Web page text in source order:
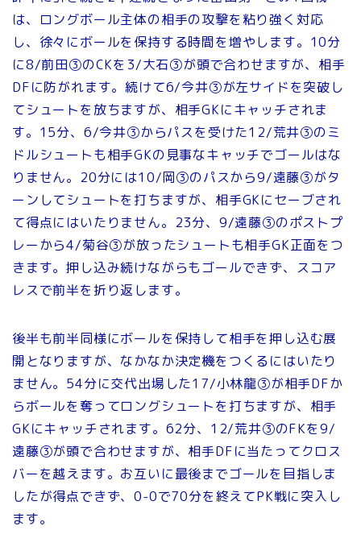
は、ロングボール主体の相手の攻撃を粘り強く対応
し、徐々にボールを保持する時間を増やします。10分
に8/前田③のCKを3/大石③が頭で合わせますが、相手
DFに防がれます。続けて6/今井③が左サイドを突破し
てシュートを放ちますが、相手GKにキャッチされま
す。15分、6/今井③からパスを受けた12/荒井③のミ
ドルシュートも相手GKの見事なキャッチでゴールはな
りません。20分には10/岡③のパスから9/遠藤③がタ
ーンしてシュートを打ちますが、相手GKにセーブされ
て得点にはいたりません。23分、9/遠藤③のポストプ
レーから4/菊谷③が放ったシュートも相手GK正面をつ
きます。押し込み続けながらもゴールできず、スコア
レスで前半を折り返します。
後半も前半同様にボールを保持して相手を押し込む展
開となりますが、なかなか決定機をつくるにはいたり
ません。54分に交代出場した17/小林龍③が相手DFか
らボールを奪ってロングシュートを打ちますが、相手
GKにキャッチされます。62分、12/荒井③のFKを9/
遠藤③が頭で合わせますが、相手DFに当たってクロス
バーを越えます。お互いに最後までゴールを目指しま
したが得点できず、0-0で70分を終えてPK戦に突入し
ます。